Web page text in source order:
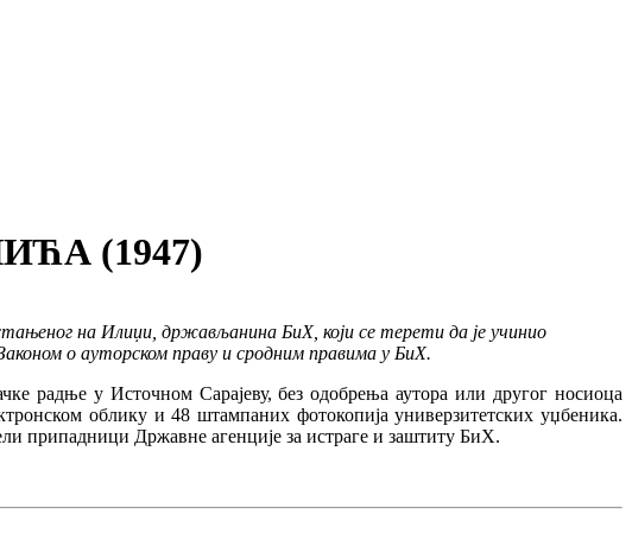
(1947)
на Илиџи, држављанина БиХ, који се терети да је учинио
о ауторском праву и сродним правима у БиХ.
радње у Источном Сарајеву, без одобрења аутора или другог носиоца
облику и 48 штампаних фотокопија универзитетских уџбеника.
припадници Државне агенције за истраге и заштиту БиХ.